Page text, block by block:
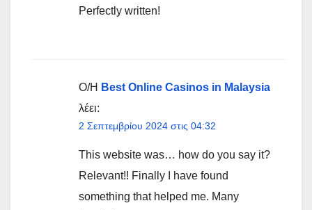
Perfectly written!
Ο/Η Best Online Casinos in Malaysia
λέει:
2 Σεπτεμβρίου 2024 στις 04:32
This website was… how do you say it?
Relevant!! Finally I have found
something that helped me. Many